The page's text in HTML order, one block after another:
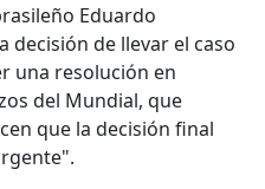
Eduardo
decisión de llevar el caso
una resolución en
del Mundial, que
que la decisión final